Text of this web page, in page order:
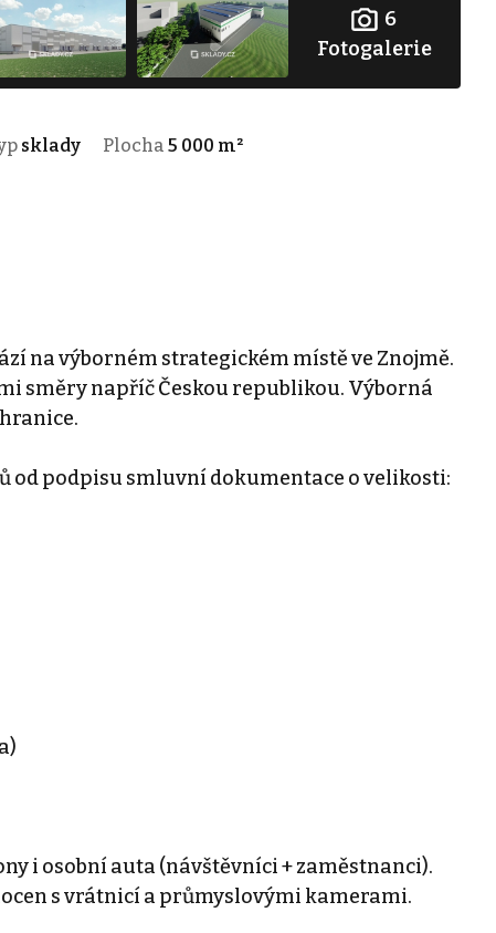
6
Fotogalerie
sklady Plocha 5 000 m²
na výborném strategickém místě ve Znojmě.
směry napříč Českou republikou. Výborná
od podpisu smluvní dokumentace o velikosti:
i osobní auta (návštěvníci + zaměstnanci).
s vrátnicí a průmyslovými kamerami.